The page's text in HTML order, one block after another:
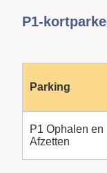
P1-
Parking
P1 Ophalen en
Afzetten